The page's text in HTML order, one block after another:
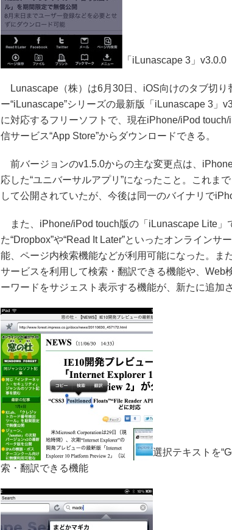
「iLunascape 3」v3.0.0
Lunascape（株）は6月30日、iOS向けのタブ切り
ー“iLunascape”シリーズの最新版「iLunascape 3」
に対応するフリーソフトで、現在iPhone/iPod
信サービス“App Store”からダウンロードできる。
前バージョンのv1.5.0からの主な変更点は、
応した“ユニバーサルアプリ”になったこと。これま
して公開されていたが、今後は同一のバイナリで
また、iPhone/iPod touch版の「iLunascape Lite」
た“Dropbox”や“Read It Later”といったオンラインサ
能、ページ内検索機能などが利用可能になった。ま
サービスを利用して検索・翻訳できる機能や、Web
ーワードをサジェスト表示する機能が、新たに追加
選択テキストを
索・翻訳できる機能